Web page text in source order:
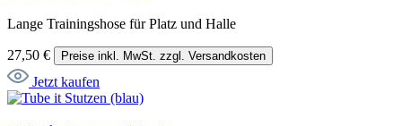
Lange Trainingshose für Platz und Halle
27,50 € Preise inkl. MwSt. zzgl. Versandkosten
Jetzt kaufen